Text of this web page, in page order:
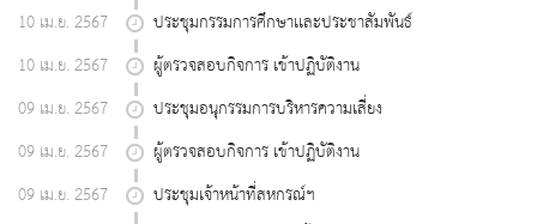
10 เม.ย. 2567
ประชุมกรรมการศึกษาเเละประชาสัมพันธ์
10 เม.ย. 2567
ผู้ตรวจสอบกิจการ เข้าปฏิบัติงาน
09 เม.ย. 2567
ประชุมอนุกรรมการบริหารความเสี่ยง
09 เม.ย. 2567
ผู้ตรวจสอบกิจการ เข้าปฏิบัติงาน
09 เม.ย. 2567
ประชุมเจ้าหน้าที่สหกรณ์ฯ